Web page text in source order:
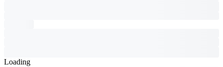
Loading